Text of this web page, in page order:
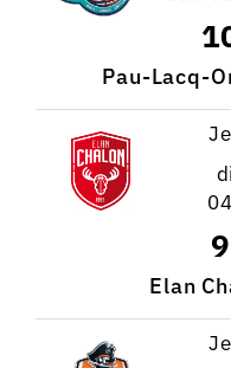
Pau-Lacq-
Elan